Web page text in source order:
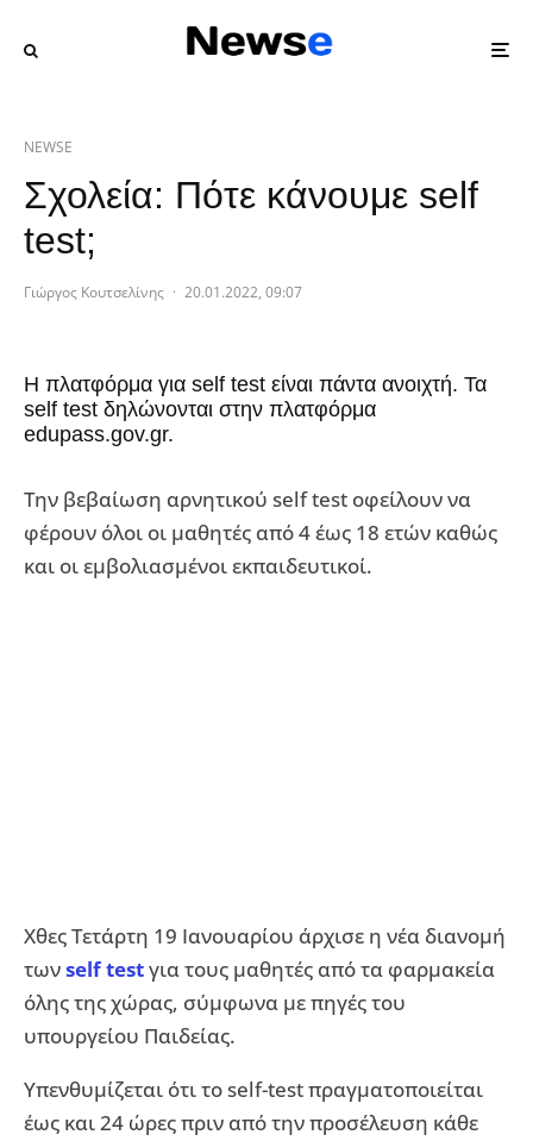
NEWSE
Σχολεία: Πότε κάνουμε self
test;
Γιώργος Κουτσελίνης · 20.01.2022, 09:07
Η πλατφόρμα για self test είναι πάντα ανοιχτή. Τα
self test δηλώνονται στην πλατφόρμα
edupass.gov.gr.
Tην βεβαίωση αρνητικού self test οφείλουν να
φέρουν όλοι οι μαθητές από 4 έως 18 ετών καθώς
και οι εμβολιασμένοι εκπαιδευτικοί.
Χθες Τετάρτη 19 Ιανουαρίου άρχισε η νέα διανομή
τωνself testγια τους μαθητές από τα φαρμακεία
όλης της χώρας, σύμφωνα με πηγές του
υπουργείου Παιδείας.
Υπενθυμίζεται ότι το self-test πραγματοποιείται
έως και 24 ώρες πριν από την προσέλευση κάθε